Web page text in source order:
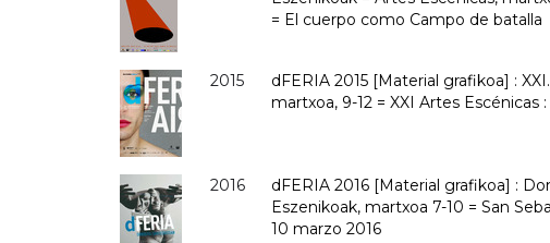
= El cuerpo como Campo de batalla
2015
dFERIA 2015 [Material grafikoa] :
martxoa, 9-12 = XXI Artes Escénicas
2016
dFERIA 2016 [Material grafikoa] :
Eszenikoak, martxoa 7-10 = San
10 marzo 2016